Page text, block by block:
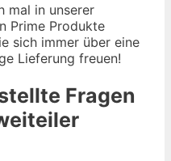
mal in unserer
Prime Produkte
sich immer über eine
Lieferung freuen!
Fragen